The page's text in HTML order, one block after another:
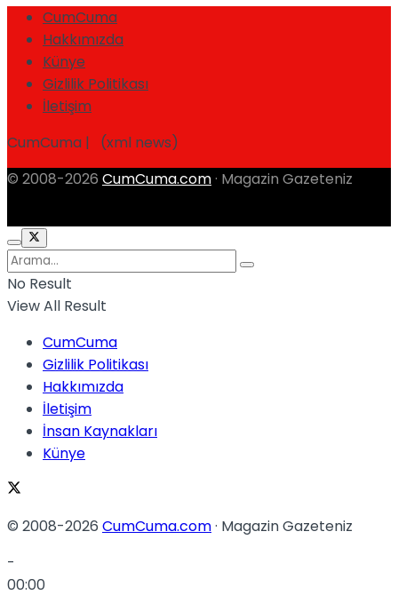
CumCuma
Hakkımızda
Künye
Gizlilik Politikası
İletişim
CumCuma | (xml news)
© 2008-2026 CumCuma.com · Magazin Gazeteniz
No Result
View All Result
CumCuma
Gizlilik Politikası
Hakkımızda
İletişim
İnsan Kaynakları
Künye
© 2008-2026 CumCuma.com· Magazin Gazeteniz
-
00:00